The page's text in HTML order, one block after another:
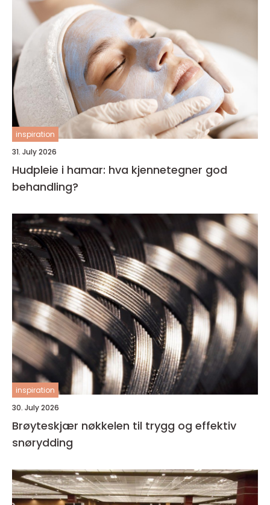
inspiration
31. July 2026
Hudpleie i hamar: hva kjennetegner god
behandling?
inspiration
30. July 2026
Brøyteskjær nøkkelen til trygg og effektiv
snørydding